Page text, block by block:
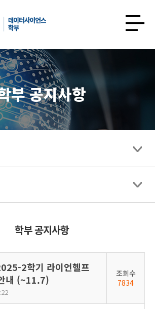
스학과
열기
부 공지사항
학부 공지사항
2학기 라이언헬프
내 (~11.7)
조회수
7834